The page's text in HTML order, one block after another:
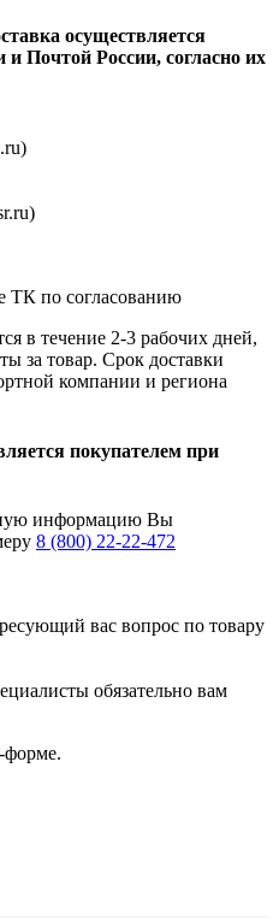
осуществляется
Почтой России, согласно их
ТК по согласованию
в течение 2-3 рабочих дней,
за товар. Срок доставки
компании и региона
покупателем при
информацию Вы
8 (800) 22-22-472
вас вопрос по товару
обязательно вам
форме.